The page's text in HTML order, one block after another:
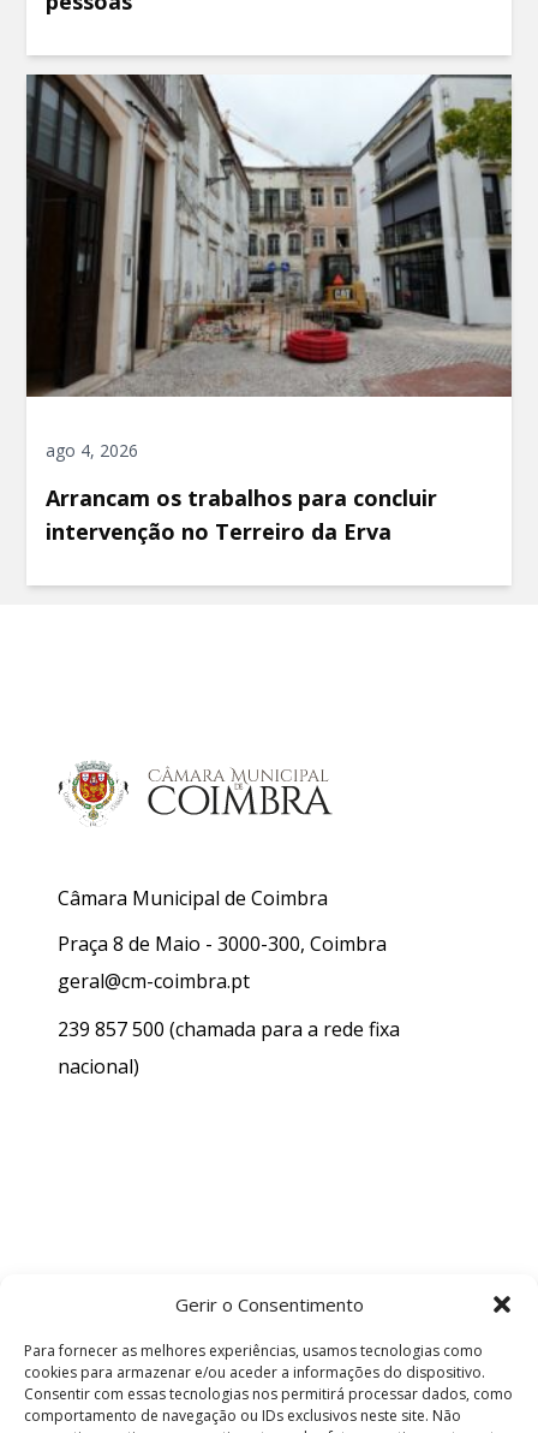
Gerir o Consentimento
Para fornecer as melhores experiências, usamos tecnologias como
cookies para armazenar e/ou aceder a informações do dispositivo.
Consentir com essas tecnologias nos permitirá processar dados, como
comportamento de navegação ou IDs exclusivos neste site. Não
ago 4, 2026
Arrancam os trabalhos para concluir
intervenção no Terreiro da Erva
Câmara Municipal de Coimbra
Praça 8 de Maio - 3000-300, Coimbra
geral@cm-coimbra.pt
239 857 500 (chamada para a rede fixa
nacional)